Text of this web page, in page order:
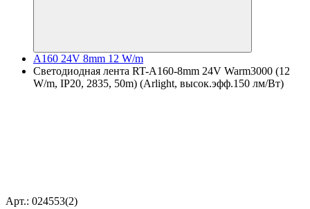
A160 24V 8mm 12 W/m
Светодиодная лента RT-A160-8mm 24V Warm3000 (12
W/m, IP20, 2835, 50m) (Arlight, высок.эфф.150 лм/Вт)
Арт.: 024553(2)